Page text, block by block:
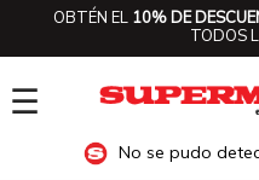
OBTÉN EL 10% DE
TODOS
☰
No se pudo